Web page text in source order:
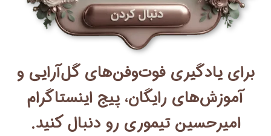
برای یادگیری فوت‌وفن‌های گل‌آرایی و
آموزش‌های رایگان، پیج اینستاگرام
امیرحسین تیموری رو دنبال کنید.